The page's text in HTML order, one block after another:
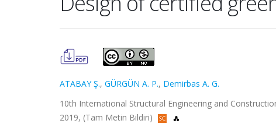
ATABAY Ş., GÜRGÜN A. P., Demirbas A. G.
10th International Structural Engineering and
2019, (Tam Metin Bildiri)